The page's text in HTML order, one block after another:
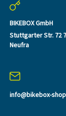
BIKEBOX GmbH
Stuttgarter Str. 72
Neufra
info@bikebox-